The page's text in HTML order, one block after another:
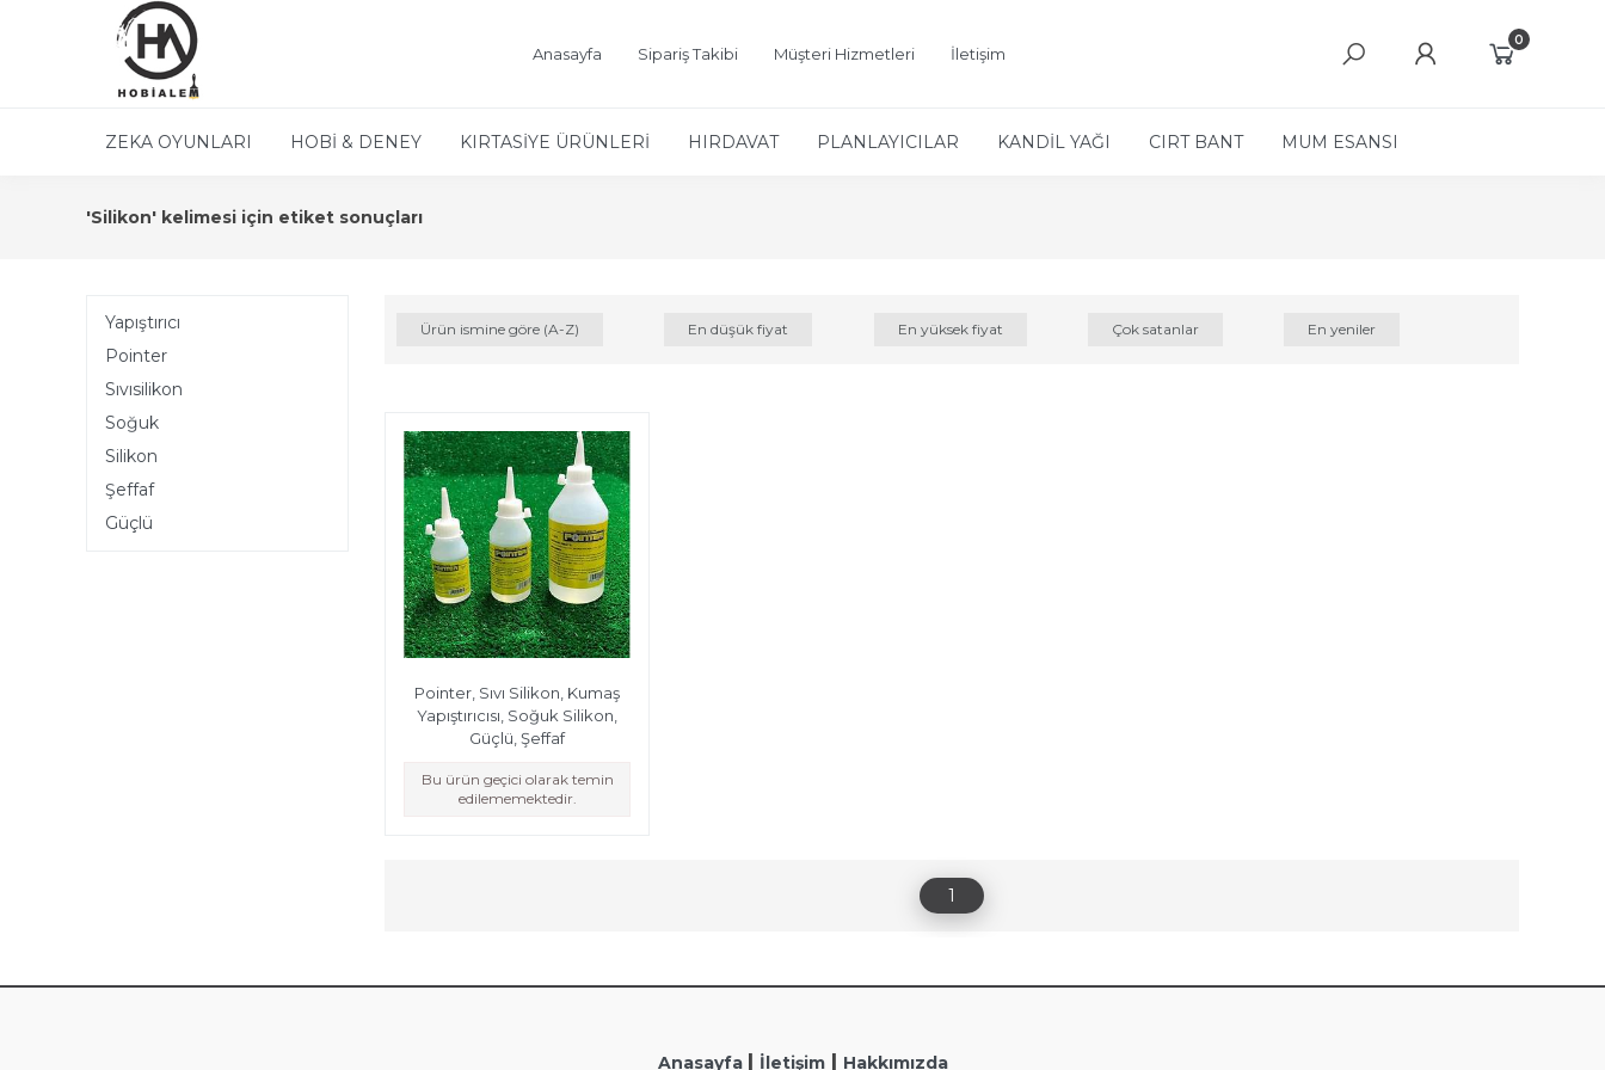
Anasayfa Sipariş Takibi Müşteri Hizmetleri İletişim
0
ZEKA OYUNLARI HOBİ & DENEY KIRTASİYE ÜRÜNLERİ HIRDAVAT PLANLAYICILAR KANDİL YAĞI CIRT BANT MUM ESANSI
'Silikon' kelimesi için etiket sonuçları
Yapıştırıcı
Pointer
Sıvısilikon
Soğuk
Silikon
Şeffaf
Güçlü
Ürün ismine göre (A-Z) En düşük fiyat En yüksek fiyat Çok satanlar En yeniler
Pointer, Sıvı Silikon, Kumaş
Yapıştırıcısı, Soğuk Silikon,
Güçlü, Şeffaf
Bu ürün geçici olarak temin
edilememektedir.
1
Anasayfa | İletişim| Hakkımızda